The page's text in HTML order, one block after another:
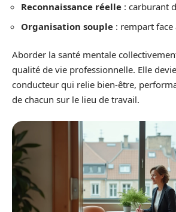
Reconnaissance réelle : carburant
Organisation souple : rempart
Aborder la santé mentale
qualité de vie professionnelle. Elle
conducteur qui relie bien-être,
de chacun sur le lieu de travail.